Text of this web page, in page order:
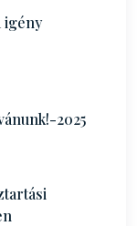
igény
2025